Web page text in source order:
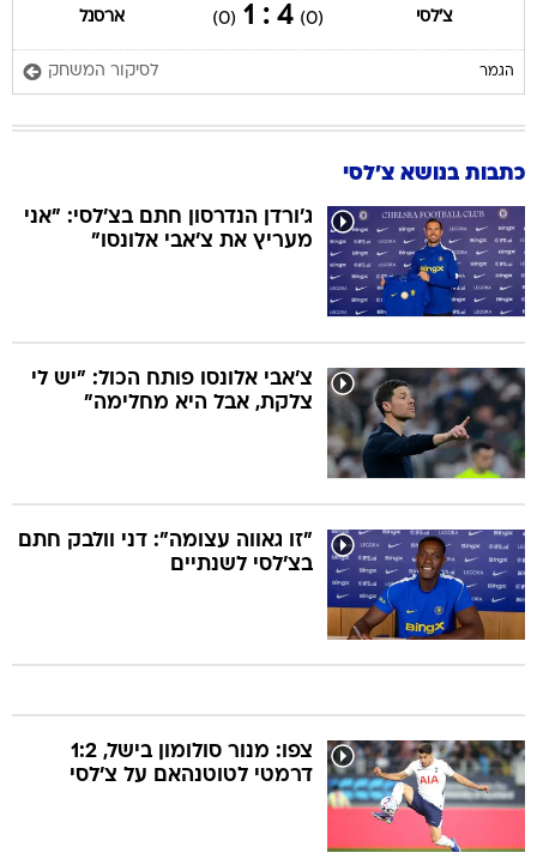
צ'לסי (0)
4 : 1
(0) ארסנל
הגמר לסיקור המשחק
כתבות בנושא צ'לסי
ג'ורדן הנדרסון חתם בצ'לסי: "אני
מעריץ את צ'אבי אלונסו"
צ'אבי אלונסו פותח הכול: "יש לי
צלקת, אבל היא מחלימה"
"זו גאווה עצומה": דני וולבק חתם
בצ'לסי לשנתיים
צפו: מנור סולומון בישל, 1:2
דרמטי לטוטנהאם על צ'לסי